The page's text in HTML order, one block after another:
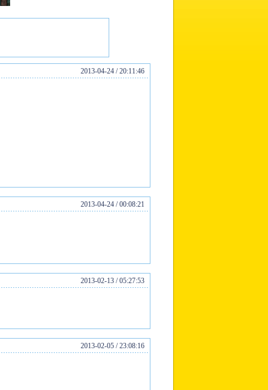
2013-04-24 / 20:11:46
2013-04-24 / 00:08:21
2013-02-13 / 05:27:53
2013-02-05 / 23:08:16